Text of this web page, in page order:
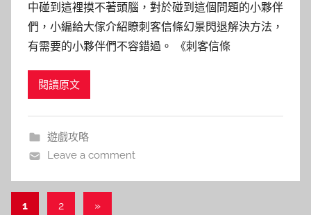
中碰到這裡摸不著頭腦，對於碰到這個問題的小夥伴
們，小編給大傢介紹瞭刺客信條幻景閃退解決方法，
有需要的小夥伴們不容錯過。 《刺客信條
閱讀原文
遊戲攻略
Leave a comment
文
1 2
Next
»